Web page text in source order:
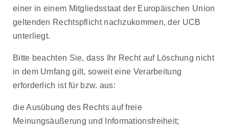
einer in einem Mitgliedsstaat der Europäischen Union
geltenden Rechtspflicht nachzukommen, der UCB
unterliegt.
Bitte beachten Sie, dass Ihr Recht auf Löschung nicht
in dem Umfang gilt, soweit eine Verarbeitung
erforderlich ist für bzw. aus:
die Ausübung des Rechts auf freie
Meinungsäußerung und Informationsfreiheit;